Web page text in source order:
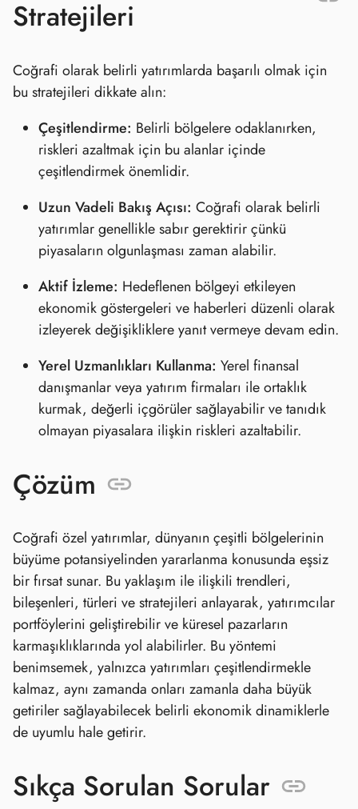
Stratejileri
Coğrafi olarak belirli yatırımlarda başarılı olmak için
bu stratejileri dikkate alın:
Çeşitlendirme: Belirli bölgelere odaklanırken,
riskleri azaltmak için bu alanlar içinde
çeşitlendirmek önemlidir.
Uzun Vadeli Bakış Açısı: Coğrafi olarak belirli
yatırımlar genellikle sabır gerektirir çünkü
piyasaların olgunlaşması zaman alabilir.
Aktif İzleme: Hedeflenen bölgeyi etkileyen
ekonomik göstergeleri ve haberleri düzenli olarak
izleyerek değişikliklere yanıt vermeye devam edin.
Yerel Uzmanlıkları Kullanma: Yerel finansal
danışmanlar veya yatırım firmaları ile ortaklık
kurmak, değerli içgörüler sağlayabilir ve tanıdık
olmayan piyasalara ilişkin riskleri azaltabilir.
Çözüm
Coğrafi özel yatırımlar, dünyanın çeşitli bölgelerinin
büyüme potansiyelinden yararlanma konusunda eşsiz
bir fırsat sunar. Bu yaklaşım ile ilişkili trendleri,
bileşenleri, türleri ve stratejileri anlayarak, yatırımcılar
portföylerini geliştirebilir ve küresel pazarların
karmaşıklıklarında yol alabilirler. Bu yöntemi
benimsemek, yalnızca yatırımları çeşitlendirmekle
kalmaz, aynı zamanda onları zamanla daha büyük
getiriler sağlayabilecek belirli ekonomik dinamiklerle
de uyumlu hale getirir.
Sıkça Sorulan Sorular